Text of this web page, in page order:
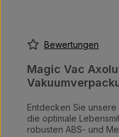
Bewertungen
Magic Vac
Entdecken Sie
die optimale
robusten ABS- und